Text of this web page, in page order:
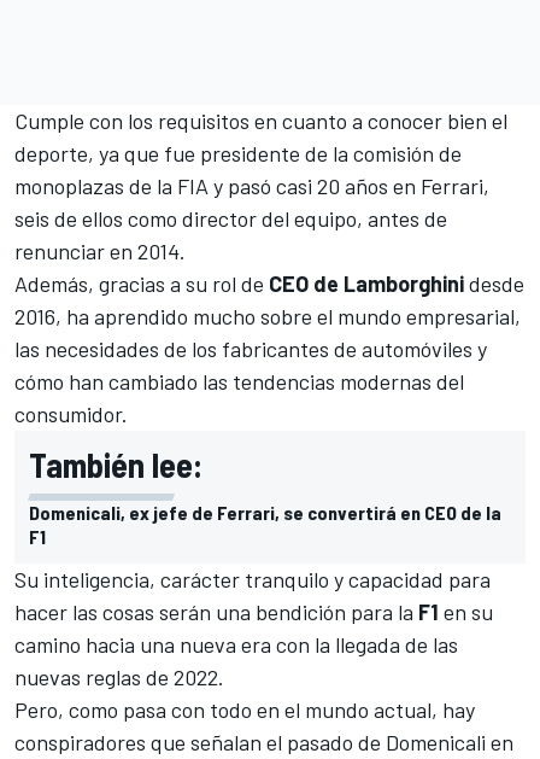
Cumple con los requisitos en cuanto a conocer bien el
deporte, ya que fue presidente de la comisión de
monoplazas de la FIA y pasó casi 20 años en Ferrari,
seis de ellos como director del equipo, antes de
renunciar en 2014.
Además, gracias a su rol de CEO de Lamborghinidesde
2016, ha aprendido mucho sobre el mundo empresarial,
las necesidades de los fabricantes de automóviles y
cómo han cambiado las tendencias modernas del
consumidor.
También lee:
Domenicali, ex jefe de Ferrari, se convertirá en CEO de la
F1
Su inteligencia, carácter tranquilo y capacidad para
hacer las cosas serán una bendición para la F1 en su
camino hacia una nueva era con la llegada de las
nuevas reglas de 2022.
Pero, como pasa con todo en el mundo actual, hay
conspiradores que señalan el pasado de Domenicali en